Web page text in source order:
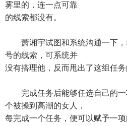
雾里的，连一点可靠
的线索都没有。
萧湘宇试图和系统沟通一下，
号的线索，可系统并
没有搭理他，反而甩出了这组任务
完成任务后能够任选自己的一
个被操到高潮的女人，
每完成一个任务，便可以赋予一